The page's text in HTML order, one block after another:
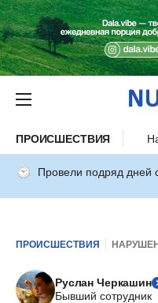
ПРОИСШЕСТВИЯ
Провели подряд дней
ПРОИСШЕСТВИЯ
Руслан Черкашин
Бывший сотрудник